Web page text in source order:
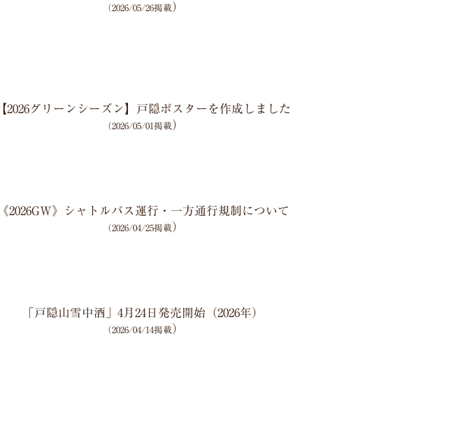
（2026/05/26掲載）
【2026グリーンシーズン】戸隠ポスターを作成しました
（2026/05/01掲載）
《2026GW》シャトルバス運行・一方通行規制について
（2026/04/25掲載）
「戸隠山雪中酒」4月24日発売開始（2026年）
（2026/04/14掲載）